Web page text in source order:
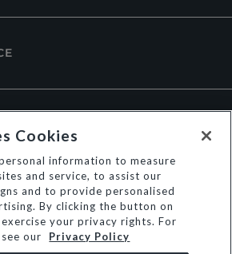
Cookies
information to measure
and service, to assist our
and to provide personalised
By clicking the button on
your privacy rights. For
our
Privacy Policy